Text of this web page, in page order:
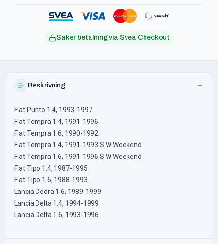
Säker betalning via Svea Checkout
Beskrivning
Fiat Punto 1.4, 1993-1997
Fiat Tempra 1.4, 1991-1996
Fiat Tempra 1.6, 1990-1992
Fiat Tempra 1.4, 1991-1993 S.W Weekend
Fiat Tempra 1.6, 1991-1996 S.W Weekend
Fiat Tipo 1.4, 1987-1995
Fiat Tipo 1.6, 1988-1993
Lancia Dedra 1.6, 1989-1999
Lancia Delta 1.4, 1994-1999
Lancia Delta 1.6, 1993-1996